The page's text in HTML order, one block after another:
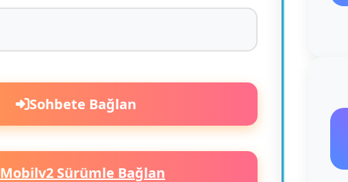
Sohbete Bağlan
Mobilv2 Sürümle Bağlan